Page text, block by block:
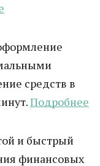
средств в
Подробнее
и быстрый
финансовых